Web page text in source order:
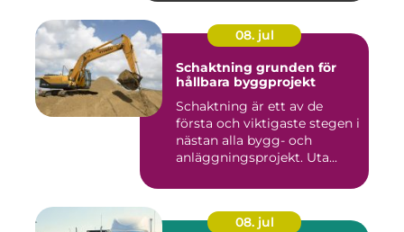
08. jul
Schaktning grunden för
hållbara byggprojekt
Schaktning är ett av de
första och viktigaste stegen i
nästan alla bygg- och
anläggningsprojekt. Uta...
08. jul